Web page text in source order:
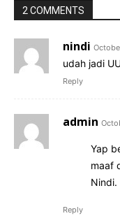
2 COMMENTS
nindi
udah jadi
Reply
admin
Yap
maaf
Nindi.
Reply